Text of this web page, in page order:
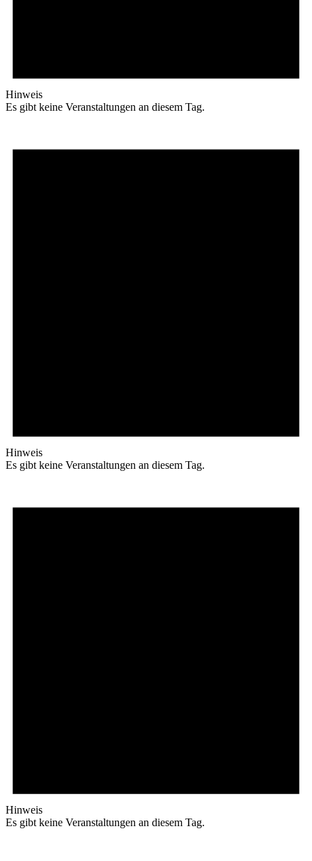
Hinweis
Es gibt keine Veranstaltungen an diesem Tag.
Hinweis
Es gibt keine Veranstaltungen an diesem Tag.
Hinweis
Es gibt keine Veranstaltungen an diesem Tag.